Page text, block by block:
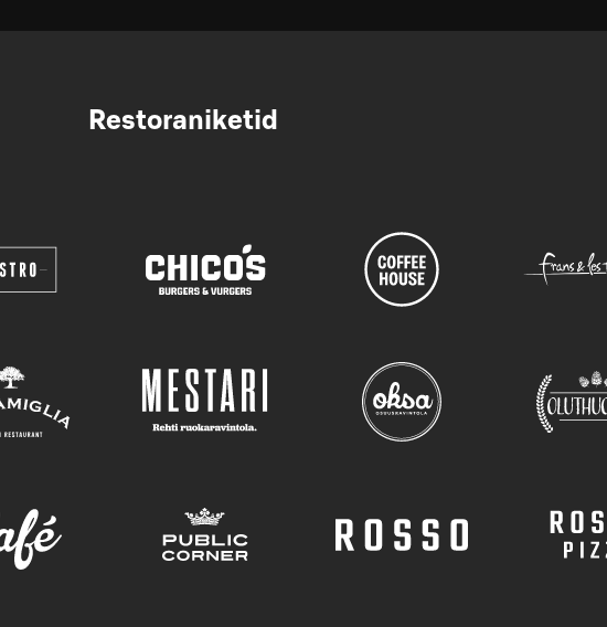
Restoraniketid